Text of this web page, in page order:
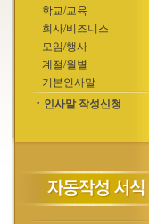
학교/교육
회사/비즈니스
모임/행사
계절/월별
기본인사말
ㆍ인사말 작성신청